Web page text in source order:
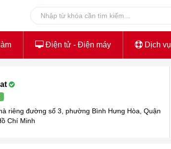
Điện tử - Điện máy Dịch vụ
riêng đường số 3, phường Bình Hưng Hòa, Quận
Chí Minh